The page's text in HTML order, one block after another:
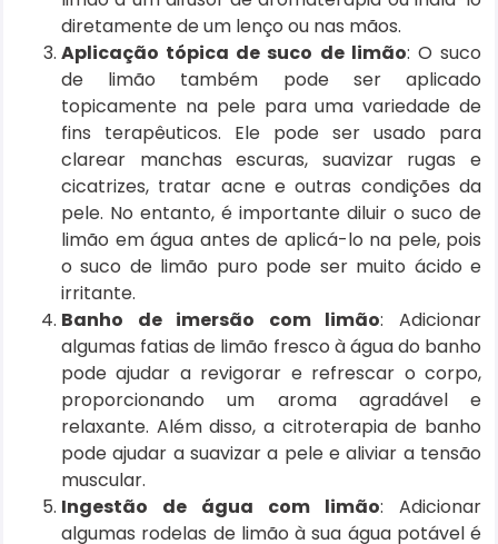
diretamente de um lenço ou nas mãos.
Aplicação tópica de suco de limão: O suco
de limão também pode ser aplicado
topicamente na pele para uma variedade de
fins terapêuticos. Ele pode ser usado para
clarear manchas escuras, suavizar rugas e
cicatrizes, tratar acne e outras condições da
pele. No entanto, é importante diluir o suco de
limão em água antes de aplicá-lo na pele, pois
o suco de limão puro pode ser muito ácido e
irritante.
Banho de imersão com limão: Adicionar
algumas fatias de limão fresco à água do banho
pode ajudar a revigorar e refrescar o corpo,
proporcionando um aroma agradável e
relaxante. Além disso, a citroterapia de banho
pode ajudar a suavizar a pele e aliviar a tensão
muscular.
Ingestão de água com limão: Adicionar
algumas rodelas de limão à sua água potável é